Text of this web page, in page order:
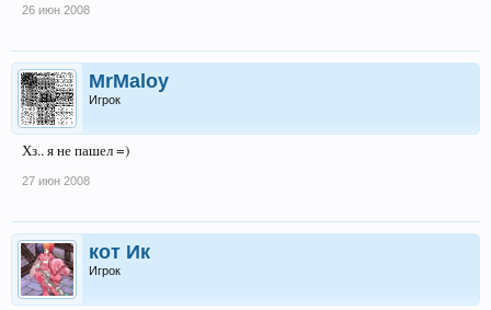
26 июн 2008
MrMaloy
Игрок
Хз.. я не пашел =)
27 июн 2008
кот Ик
Игрок